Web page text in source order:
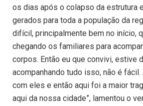
os dias após o colapso da estrutura
gerados para toda a população da
difícil, principalmente bem no início,
chegando os familiares para
corpos. Então eu que convivi, estive
acompanhando tudo isso, não é
com eles e então aqui foi a maior
aqui da nossa cidade”, lamentou o